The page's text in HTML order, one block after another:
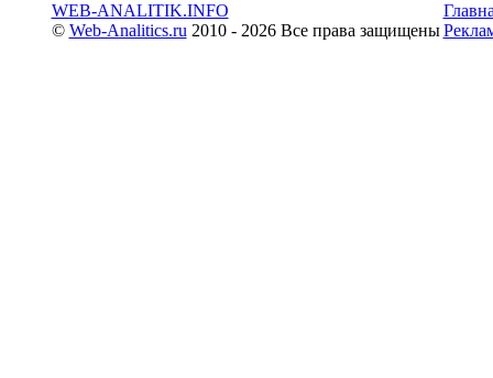
WEB-ANALITIK.INFO
© Web-Analitics.ru2010 - 2026 Все права защищены